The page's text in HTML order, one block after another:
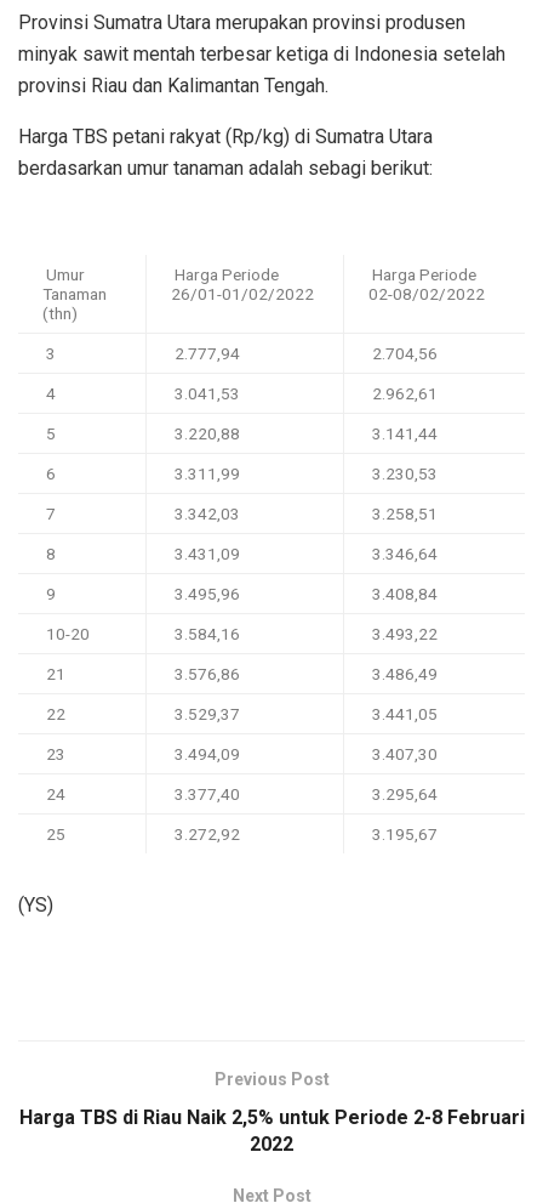
Provinsi Sumatra Utara merupakan provinsi produsen
minyak sawit mentah terbesar ketiga di Indonesia setelah
provinsi Riau dan Kalimantan Tengah.
Harga TBS petani rakyat (Rp/kg) di Sumatra Utara
berdasarkan umur tanaman adalah sebagi berikut:
Umur
Tanaman
(thn)
Harga Periode
26/01-01/02/2022
Harga Periode
02-08/02/2022
3 2.777,94 2.704,56
4 3.041,53 2.962,61
5 3.220,88 3.141,44
6 3.311,99 3.230,53
7 3.342,03 3.258,51
8 3.431,09 3.346,64
9 3.495,96 3.408,84
10-20 3.584,16 3.493,22
21 3.576,86 3.486,49
22 3.529,37 3.441,05
23 3.494,09 3.407,30
24 3.377,40 3.295,64
25 3.272,92 3.195,67
(YS)
Previous Post
Harga TBS di Riau Naik 2,5% untuk Periode 2-8 Februari
2022
Next Post